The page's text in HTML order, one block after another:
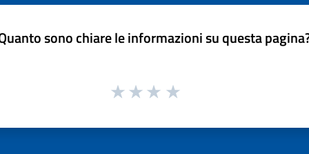
sono chiare le informazioni su questa